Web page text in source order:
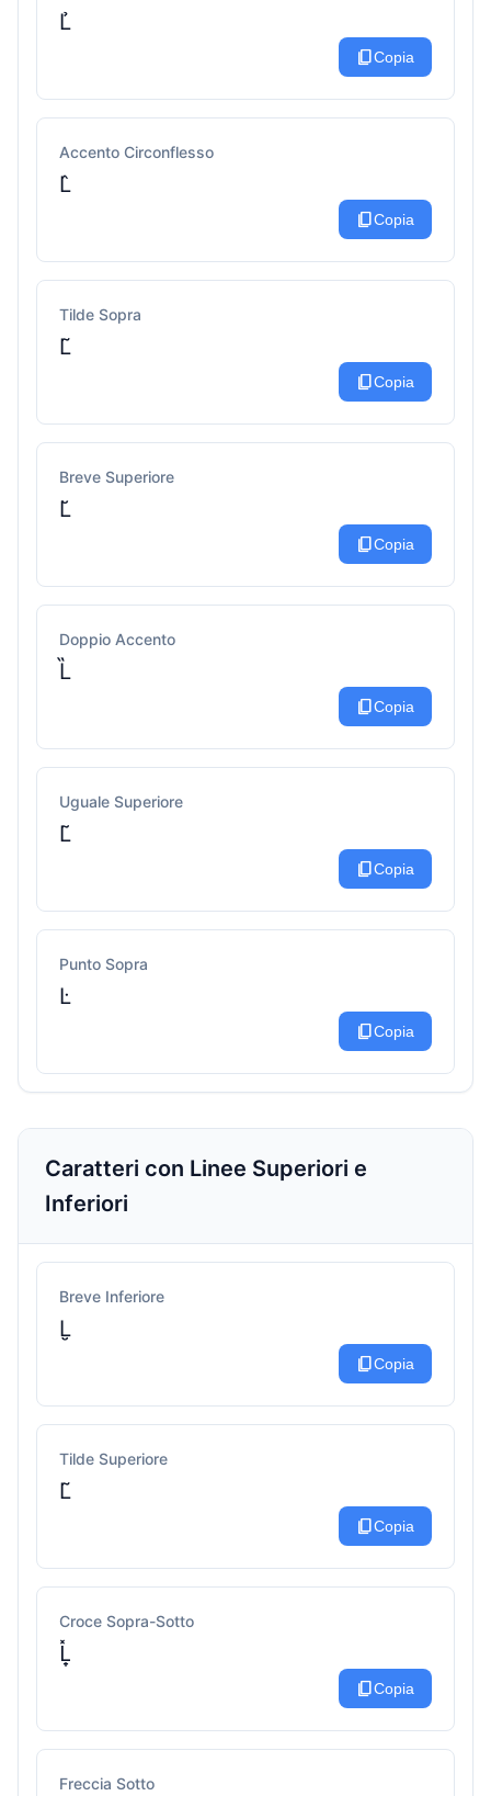
L̉
content_copyCopia
Accento Circonflesso
L̂
content_copyCopia
Tilde Sopra
L̃
content_copyCopia
Breve Superiore
L̆
content_copyCopia
Doppio Accento
L̏
content_copyCopia
Uguale Superiore
L͂
content_copyCopia
Punto Sopra
L̇
content_copyCopia
Caratteri con Linee Superiori e
Inferiori
Breve Inferiore
L̮
content_copyCopia
Tilde Superiore
L̃
content_copyCopia
Croce Sopra-Sotto
L̟̽
content_copyCopia
Freccia Sotto